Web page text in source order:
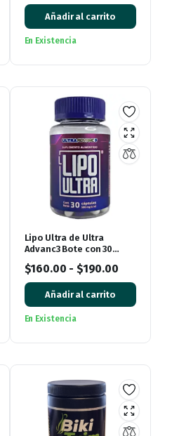
Añadir al carrito
En Existencia
Lipo Ultra de Ultra
Advanc3 Bote con 30
$160.00 - $190.00
Añadir al carrito
En Existencia